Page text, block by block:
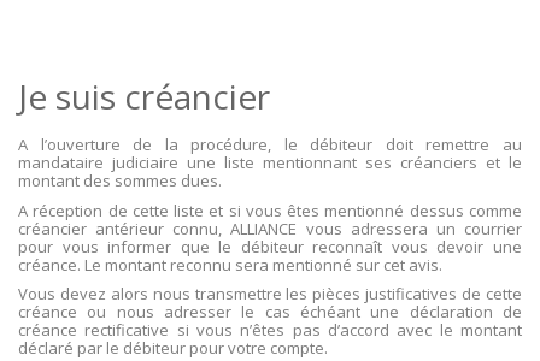
Je suis créancier
A l’ouverture de la procédure, le débiteur doit remettre au
mandataire judiciaire une liste mentionnant ses créanciers et le
montant des sommes dues.
A réception de cette liste et si vous êtes mentionné dessus comme
créancier antérieur connu, ALLIANCE vous adressera un courrier
pour vous informer que le débiteur reconnaît vous devoir une
créance. Le montant reconnu sera mentionné sur cet avis.
Vous devez alors nous transmettre les pièces justificatives de cette
créance ou nous adresser le cas échéant une déclaration de
créance rectificative si vous n’êtes pas d’accord avec le montant
déclaré par le débiteur pour votre compte.